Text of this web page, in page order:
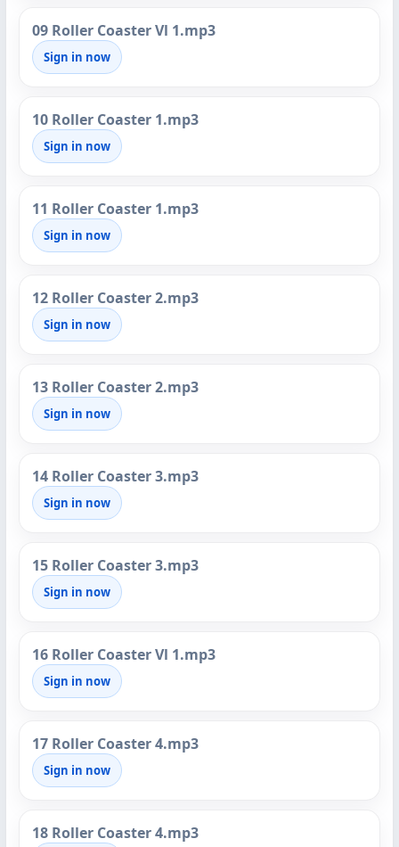
09 Roller Coaster Vl 1.mp3
Sign in now
10 Roller Coaster 1.mp3
Sign in now
11 Roller Coaster 1.mp3
Sign in now
12 Roller Coaster 2.mp3
Sign in now
13 Roller Coaster 2.mp3
Sign in now
14 Roller Coaster 3.mp3
Sign in now
15 Roller Coaster 3.mp3
Sign in now
16 Roller Coaster Vl 1.mp3
Sign in now
17 Roller Coaster 4.mp3
Sign in now
18 Roller Coaster 4.mp3